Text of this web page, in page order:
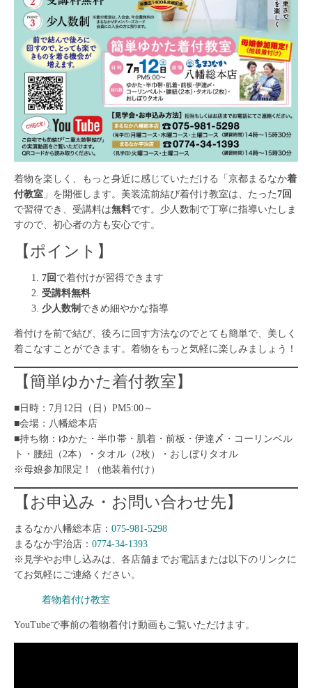
着物を楽しく、もっと身近に感じていただける「京都まるなか着
付教室 」を開催します。美装流前結び着付け教室は、たった7回
で習得でき、受講料は無料です。少人数制で丁寧に指導いたしま
すので、初心者の方も安心です。
【ポイント】
7回 で着付けが習得できます
受講料無料
少人数制 できめ細やかな指導
着付けを前で結び、後ろに回す方法なのでとても簡単で、美しく
着こなすことができます。着物をもっと気軽に楽しみましょう！
【簡単ゆかた着付教室】
■日時：7月12日（日）PM5:00～
■会場：八幡総本店
■持ち物：ゆかた・半巾帯・肌着・前板・伊達〆・コーリンベル
ト・腰紐（2本）・タオル（2枚）・おしぼりタオル
※母娘参加限定！（他装着付け）
【お申込み・お問い合わせ先】
まるなか八幡総本店： 075-981-5298
まるなか宇治店： 0774-34-1393
※見学やお申し込みは、各店舗までお電話または以下のリンクに
てお気軽にご連絡ください。
着物着付け教室
YouTubeで事前の着物着付け動画もご覧いただけます。